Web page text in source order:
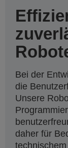
Bei der
die
Unsere
daher für